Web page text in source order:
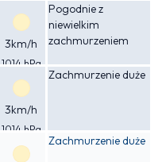
3km/h
1014 hPa
Pogodnie z
niewielkim
zachmurzeniem
3km/h
1014 hPa
Zachmurzenie duże
Zachmurzenie duże